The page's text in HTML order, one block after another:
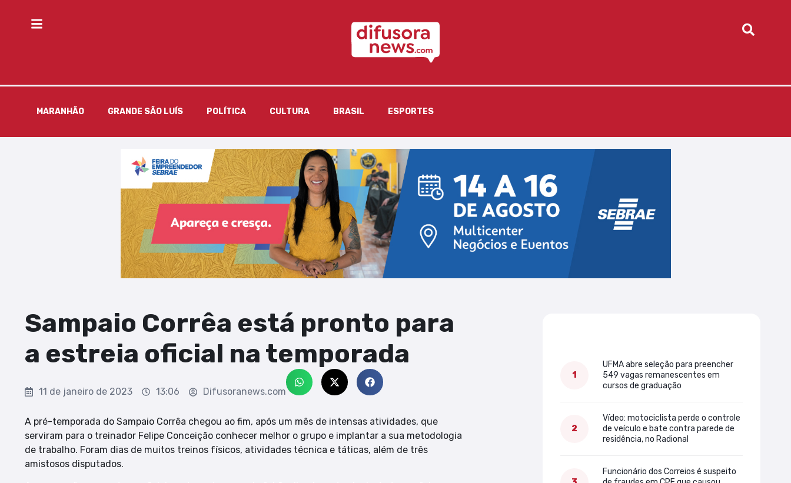
MARANHÃO GRANDE SÃO LUÍS POLÍTICA CULTURA BRASIL ESPORTES
Sampaio Corrêa está pronto para
a estreia oficial na temporada
11 de janeiro de 2023 13:06 Difusoranews.com
A pré-temporada do Sampaio Corrêa chegou ao fim, após um mês de intensas atividades, que
serviram para o treinador Felipe Conceição conhecer melhor o grupo e implantar a sua metodologia
de trabalho. Foram dias de muitos treinos físicos, atividades técnica e táticas, além de três
amistosos disputados.
UFMA abre seleção para preencher
549 vagas remanescentes em
cursos de graduação
Vídeo: motociclista perde o controle
de veículo e bate contra parede de
residência, no Radional
Funcionário dos Correios é suspeito